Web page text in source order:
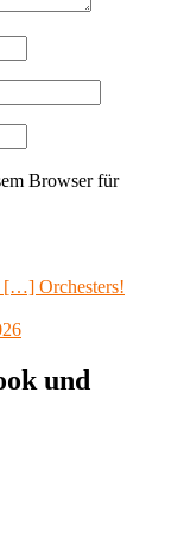
Browser für
[…] Orchesters!
und